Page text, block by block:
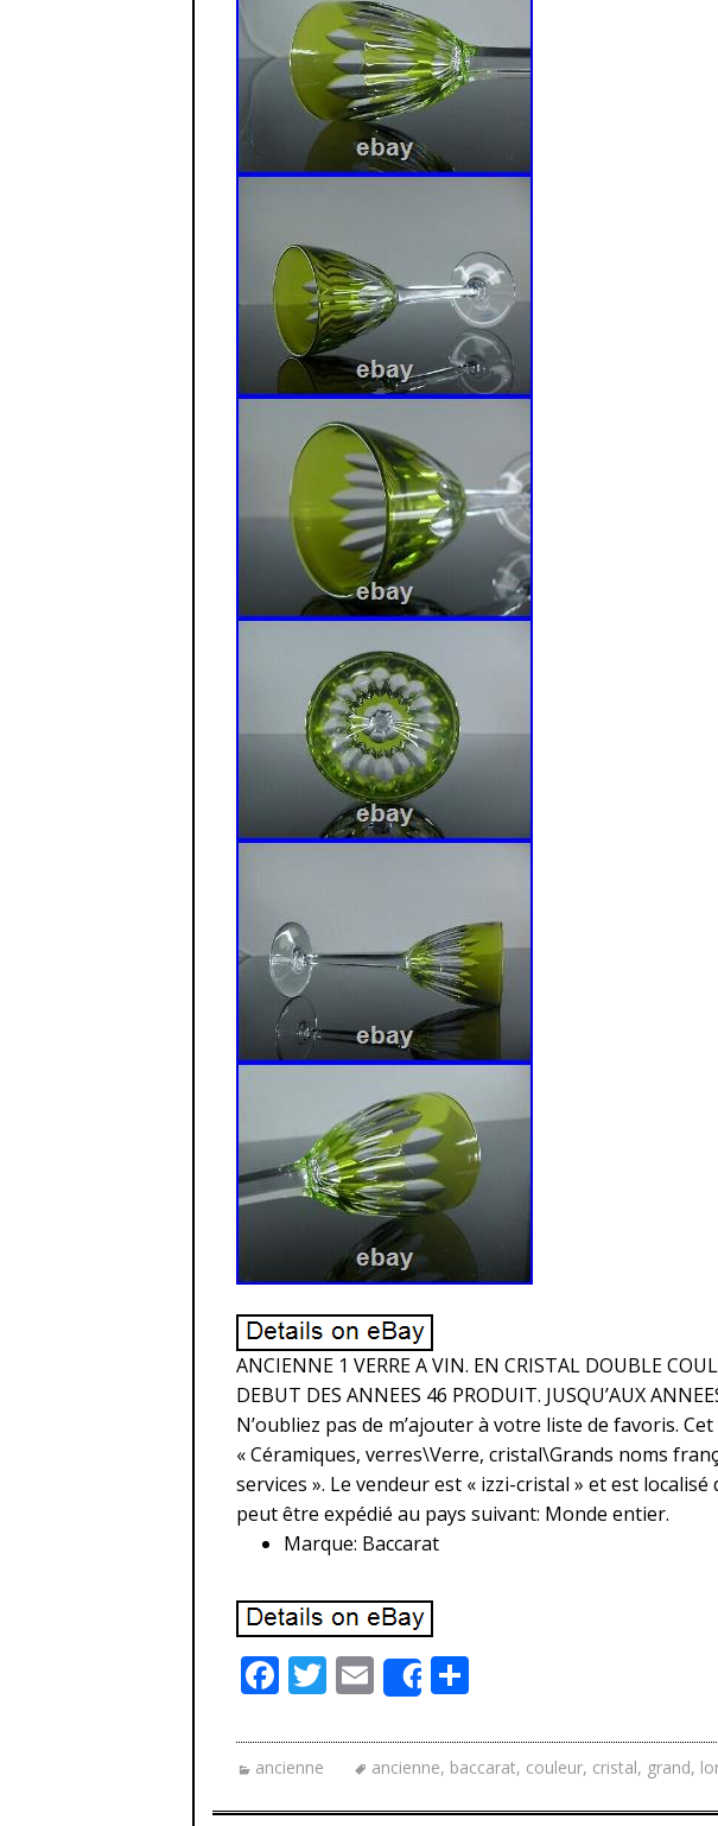
ANCIENNE 1 VERRE A VIN. EN CRISTAL DOUBLE
DEBUT DES ANNEES 46 PRODUIT. JUSQU’AUX
N’oubliez pas de m’ajouter à votre liste de favoris.
« Céramiques, verres\Verre, cristal\Grands noms
services ». Le vendeur est « izzi-cristal » et est localisé
peut être expédié au pays suivant: Monde entier.
Marque: Baccarat
F
e
b
T
itt
er
E
m
ai
l
Share
ta
g
ancienne ancienne, baccarat, couleur, cristal, grand,